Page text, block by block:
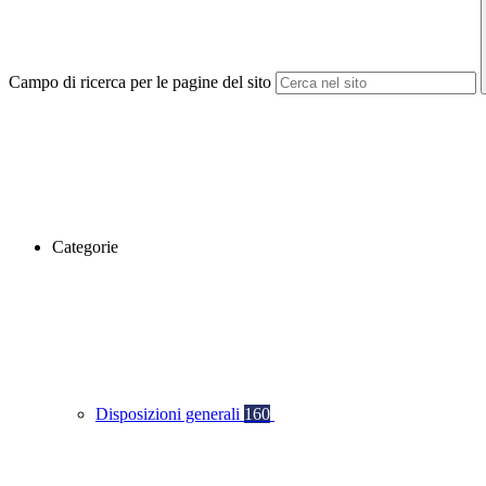
Campo di ricerca per le pagine del sito
Categorie
Disposizioni generali 160